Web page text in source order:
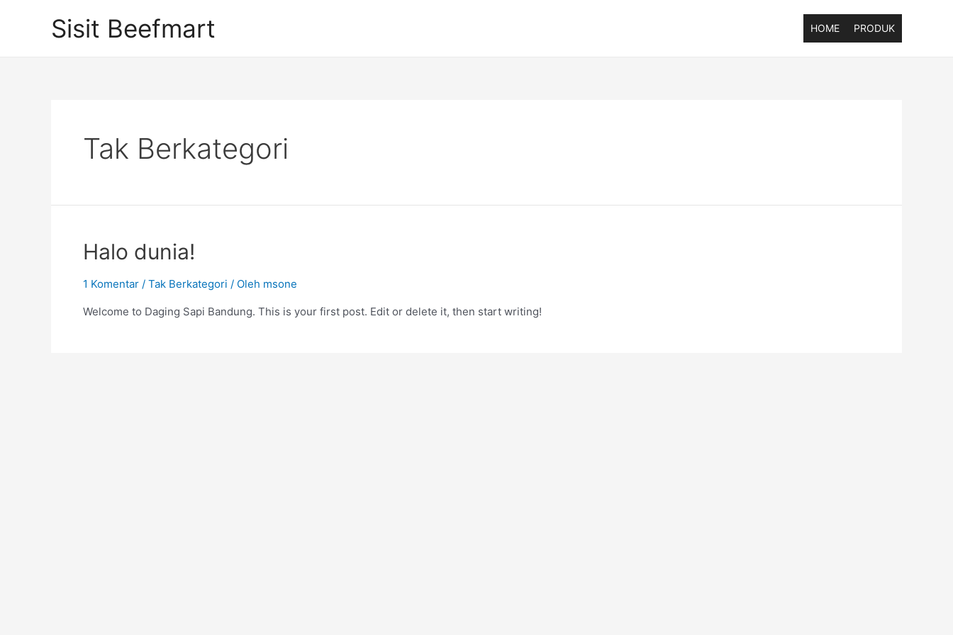
Sisit Beefmart HOME PRODUK
Tak Berkategori
Halo dunia!
1 Komentar / Tak Berkategori / Oleh msone
Welcome to Daging Sapi Bandung. This is your first post. Edit or delete it, then start writing!